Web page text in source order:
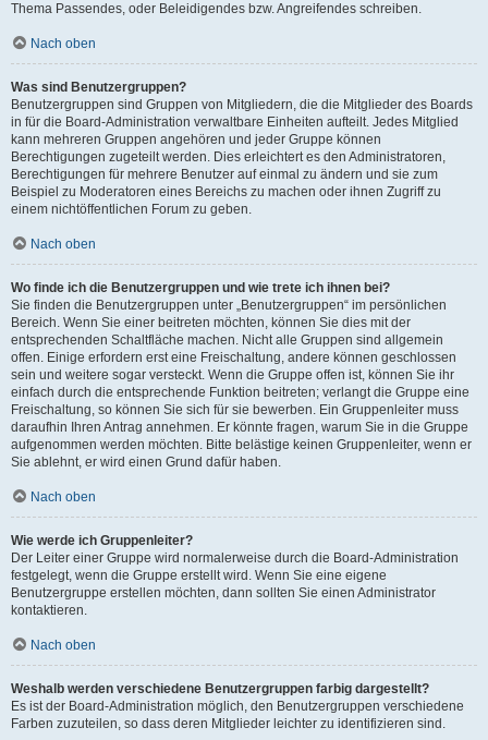
Thema Passendes, oder Beleidigendes bzw. Angreifendes schreiben.
Nach oben
Was sind Benutzergruppen?
Benutzergruppen sind Gruppen von Mitgliedern, die die Mitglieder des Boards
in für die Board-Administration verwaltbare Einheiten aufteilt. Jedes Mitglied
kann mehreren Gruppen angehören und jeder Gruppe können
Berechtigungen zugeteilt werden. Dies erleichtert es den Administratoren,
Berechtigungen für mehrere Benutzer auf einmal zu ändern und sie zum
Beispiel zu Moderatoren eines Bereichs zu machen oder ihnen Zugriff zu
einem nichtöffentlichen Forum zu geben.
Nach oben
Wo finde ich die Benutzergruppen und wie trete ich ihnen bei?
Sie finden die Benutzergruppen unter „Benutzergruppen“ im persönlichen
Bereich. Wenn Sie einer beitreten möchten, können Sie dies mit der
entsprechenden Schaltfläche machen. Nicht alle Gruppen sind allgemein
offen. Einige erfordern erst eine Freischaltung, andere können geschlossen
sein und weitere sogar versteckt. Wenn die Gruppe offen ist, können Sie ihr
einfach durch die entsprechende Funktion beitreten; verlangt die Gruppe eine
Freischaltung, so können Sie sich für sie bewerben. Ein Gruppenleiter muss
daraufhin Ihren Antrag annehmen. Er könnte fragen, warum Sie in die Gruppe
aufgenommen werden möchten. Bitte belästige keinen Gruppenleiter, wenn er
Sie ablehnt, er wird einen Grund dafür haben.
Nach oben
Wie werde ich Gruppenleiter?
Der Leiter einer Gruppe wird normalerweise durch die Board-Administration
festgelegt, wenn die Gruppe erstellt wird. Wenn Sie eine eigene
Benutzergruppe erstellen möchten, dann sollten Sie einen Administrator
kontaktieren.
Nach oben
Weshalb werden verschiedene Benutzergruppen farbig dargestellt?
Es ist der Board-Administration möglich, den Benutzergruppen verschiedene
Farben zuzuteilen, so dass deren Mitglieder leichter zu identifizieren sind.